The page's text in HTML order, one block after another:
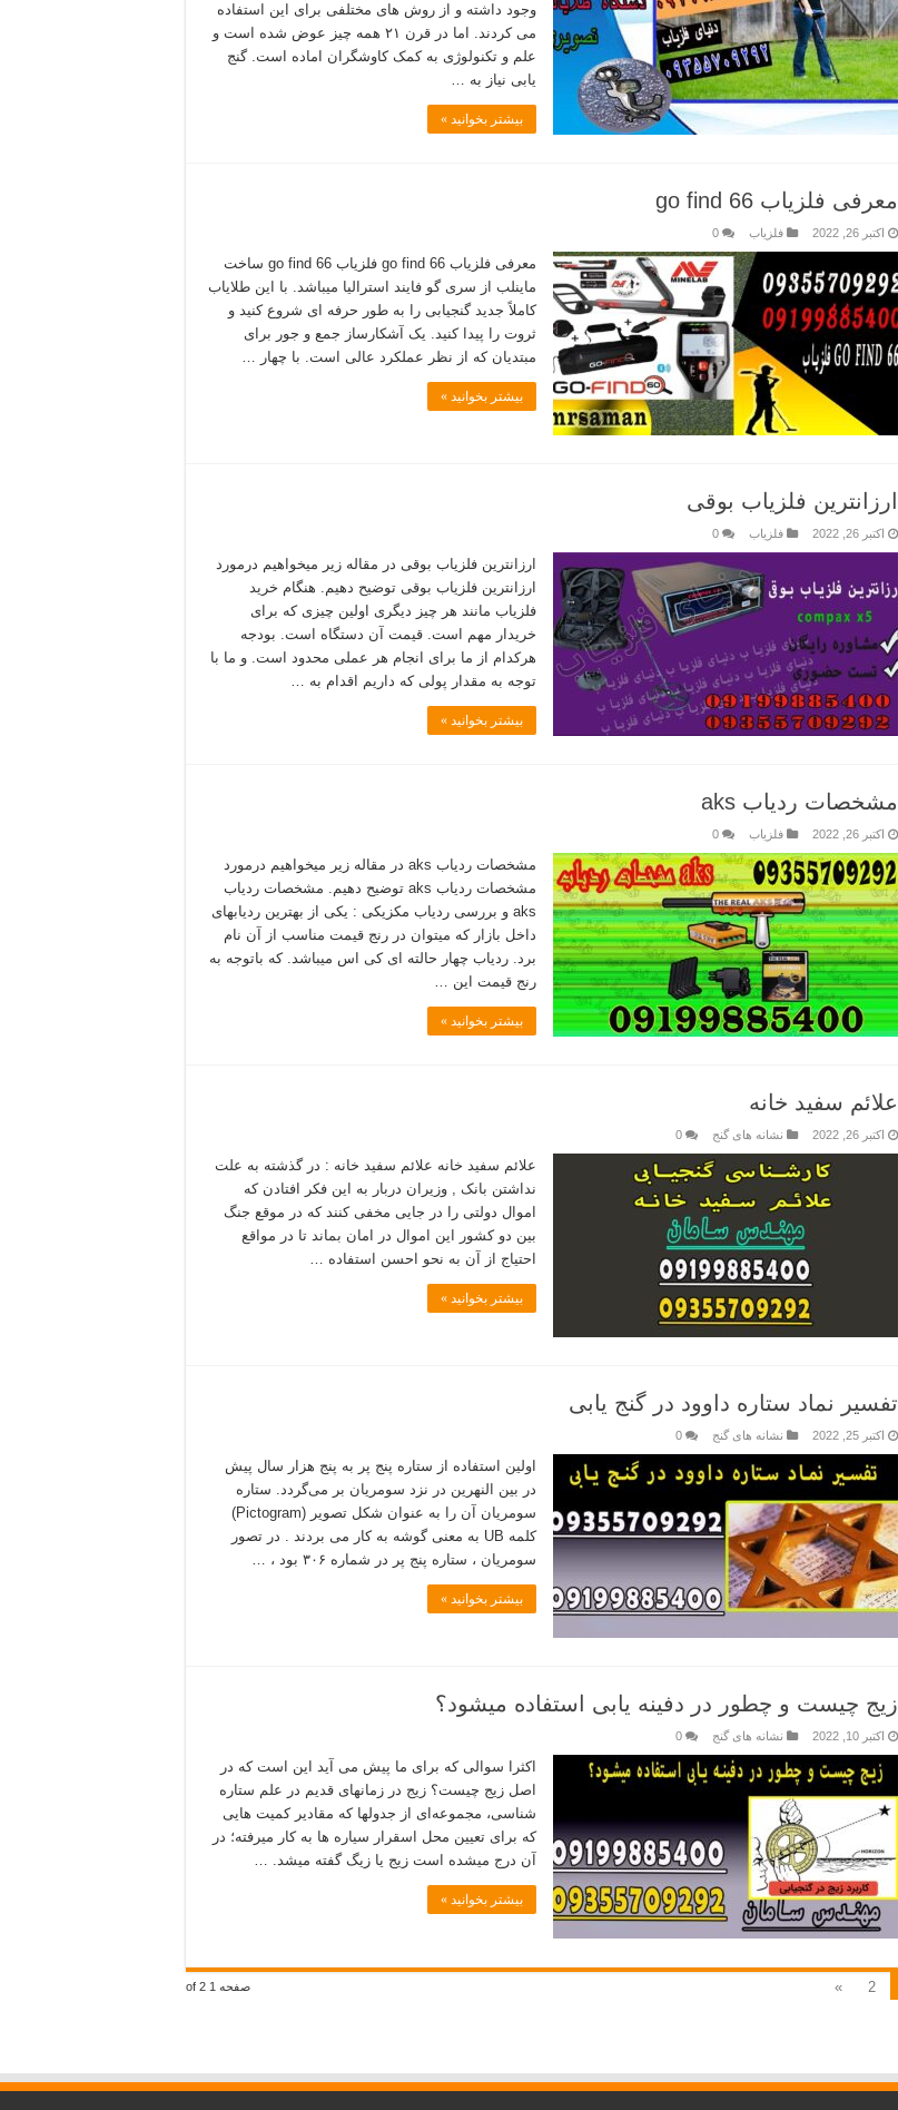
وجود داشته و از روش های مختلفی برای این استفاده
می کردند. اما در قرن ۲۱ همه چیز عوض شده است و
علم و تکنولوژی به کمک کاوشگران اماده است. گنج
یابی نیاز به …
بیشتر بخوانید »
معرفی فلزیاب go find 66
اکتبر 26, 2022 فلزیاب 0
معرفی فلزیاب go find 66 فلزیاب go find 66 ساخت
ماینلب از سری گو فایند استرالیا میباشد. با این طلایاب
کاملاً جدید گنجیابی را به طور حرفه ای شروع کنید و
ثروت را پیدا کنید. یک آشکارساز جمع و جور برای
مبتدیان که از نظر عملکرد عالی است. با چهار …
بیشتر بخوانید »
ارزانترین فلزیاب بوقی
اکتبر 26, 2022 فلزیاب 0
ارزانترین فلزیاب بوقی در مقاله زیر میخواهیم درمورد
ارزانترین فلزیاب بوقی توضیح دهیم. هنگام خرید
فلزیاب مانند هر چیز دیگری اولین چیزی که برای
خریدار مهم است. قیمت آن دستگاه است. بودجه
هرکدام از ما برای انجام هر عملی محدود است. و ما با
توجه به مقدار پولی که داریم اقدام به …
بیشتر بخوانید »
مشخصات ردیاب aks
اکتبر 26, 2022 فلزیاب 0
مشخصات ردیاب aks در مقاله زیر میخواهیم درمورد
مشخصات ردیاب aks توضیح دهیم. مشخصات ردیاب
aks و بررسی ردیاب مکزیکی : یکی از بهترین ردیابهای
داخل بازار که میتوان در رنج قیمت مناسب از آن نام
برد. ردیاب چهار حالته ای کی اس میباشد. که باتوجه به
رنج قیمت این …
بیشتر بخوانید »
علائم سفید خانه
اکتبر 26, 2022 نشانه های گنج 0
علائم سفید خانه علائم سفید خانه : در گذشته به علت
نداشتن بانک , وزیران دربار به این فکر افتادن که
اموال دولتی را در جایی مخفی کنند که در موقع جنگ
بین دو کشور این اموال در امان بماند تا در مواقع
احتیاج از آن به نحو احسن استفاده …
بیشتر بخوانید »
تفسیر نماد ستاره داوود در گنج یابی
اکتبر 25, 2022 نشانه های گنج 0
اولین استفاده از ستاره پنج پر به پنج هزار سال پیش
در بین‌ النهرین در نزد سومریان بر می‌گردد. ستاره
سومریان آن را به عنوان شکل تصویر (Pictogram)
کلمه UB به معنی گوشه به کار می ‌بردند . در تصور
سومریان ، ستاره پنج پر در شماره ۳۰۶ بود ، …
بیشتر بخوانید »
زیج چیست و چطور در دفینه یابی استفاده میشود؟
اکتبر 10, 2022 نشانه های گنج 0
اکثرا سوالی که برای ما پیش می آید این است که در
اصل زیج چیست؟ زیج در زمانهای قدیم در علم ستاره
شناسی، مجموعه‌ای از جدولها که مقادیر کمیت‌ هایی
که برای تعیین محل اسقرار سیاره‌ ها به کار میرفته؛ در
آن درج میشده است زیج یا زیگ گفته میشد. …
بیشتر بخوانید »
صفحه 1 of 2 2
»